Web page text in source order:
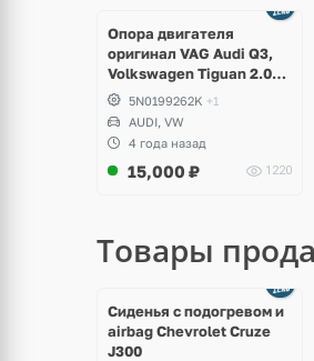
Опора двигателя
оригинал VAG Audi Q3,
Volkswagen Tiguan 2.0
TSI5N0199262K +1
AUDI, VW
4 года назад
15,000 ₽ 1220
Товары
Сиденья с подогревом и
airbag Chevrolet Cruze
J300